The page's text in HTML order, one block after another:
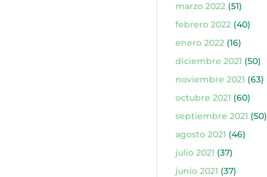
marzo 2022(51)
febrero 2022(40)
enero 2022(16)
diciembre 2021 (50)
noviembre 2021 (63)
octubre 2021 (60)
septiembre 2021 (50)
agosto 2021 (46)
julio 2021 (37)
junio 2021 (37)